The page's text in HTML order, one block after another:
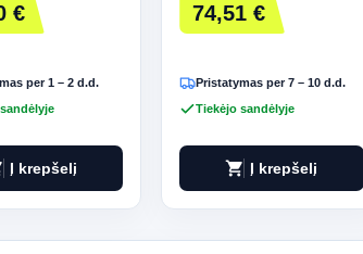
€
per 1 – 2 d.d.
Į krepšelį
74,51 €
Pristatymas per 7 – 10 d.d.
Tiekėjo sandėlyje
shopping_cart Į krepšelį